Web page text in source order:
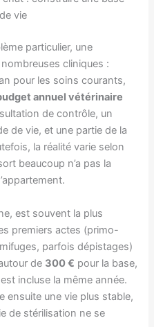
vie
particulier, une
cliniques :
pour les soins courants,
annuel vétérinaire
de contrôle, un
de vie, et une partie de la
la réalité varie selon
beaucoup n’a pas la
est souvent la plus
premiers actes (primo-
parfois dépistages)
de 300 € pour la base,
incluse la même année.
ensuite une vie plus stable,
de stérilisation ne se